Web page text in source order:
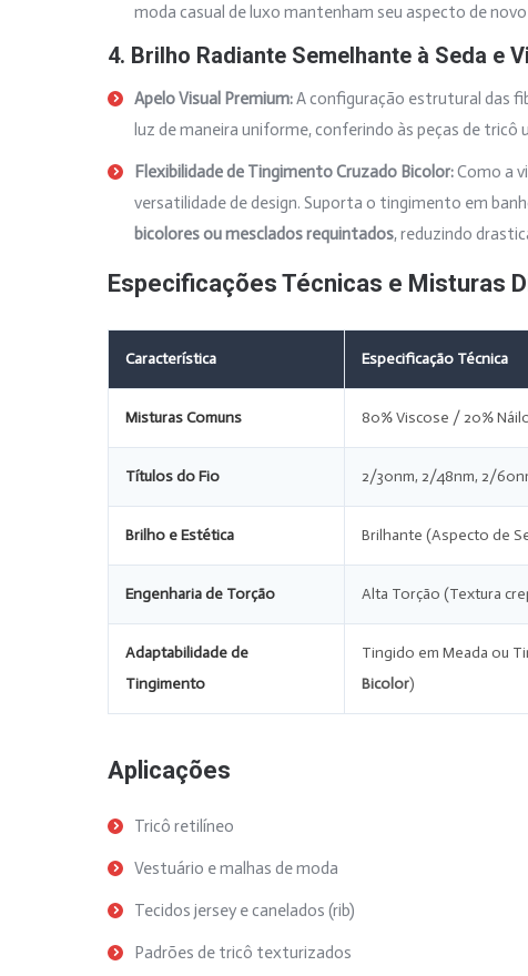
moda casual de luxo mantenham seu aspecto de
4. Brilho Radiante Semelhante à Seda e
Apelo Visual Premium:A configuração estrutural das
luz de maneira uniforme, conferindo às peças de
Flexibilidade de Tingimento Cruzado Bicolor:Como a
versatilidade de design. Suporta o tingimento em
bicolores ou mesclados requintados, reduzindo
Especificações Técnicas e Misturas
Característica Especificação Técnica
Misturas Comuns 80% Viscose / 20%
Títulos do Fio 2/30nm, 2/48nm, 2/
Brilho e Estética Brilhante (Aspecto de
Engenharia de Torção Alta Torção (Textura
Adaptabilidade de
Tingimento
Tingido em Meada ou
Bicolor)
Aplicações
Tricô retilíneo
Vestuário e malhas de moda
Tecidos jersey e canelados (rib)
Padrões de tricô texturizados